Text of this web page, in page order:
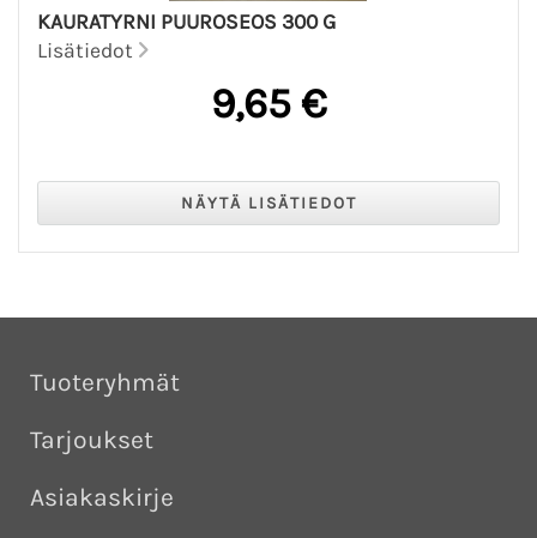
KAURATYRNI PUUROSEOS 300 G
Lisätiedot
9,65 €
Tuoteryhmät
Tarjoukset
Asiakaskirje